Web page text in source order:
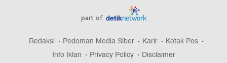
part of
Redaksi Pedoman Media Siber Karir
Kotak Pos
Info Iklan
Privacy Policy Disclaimer